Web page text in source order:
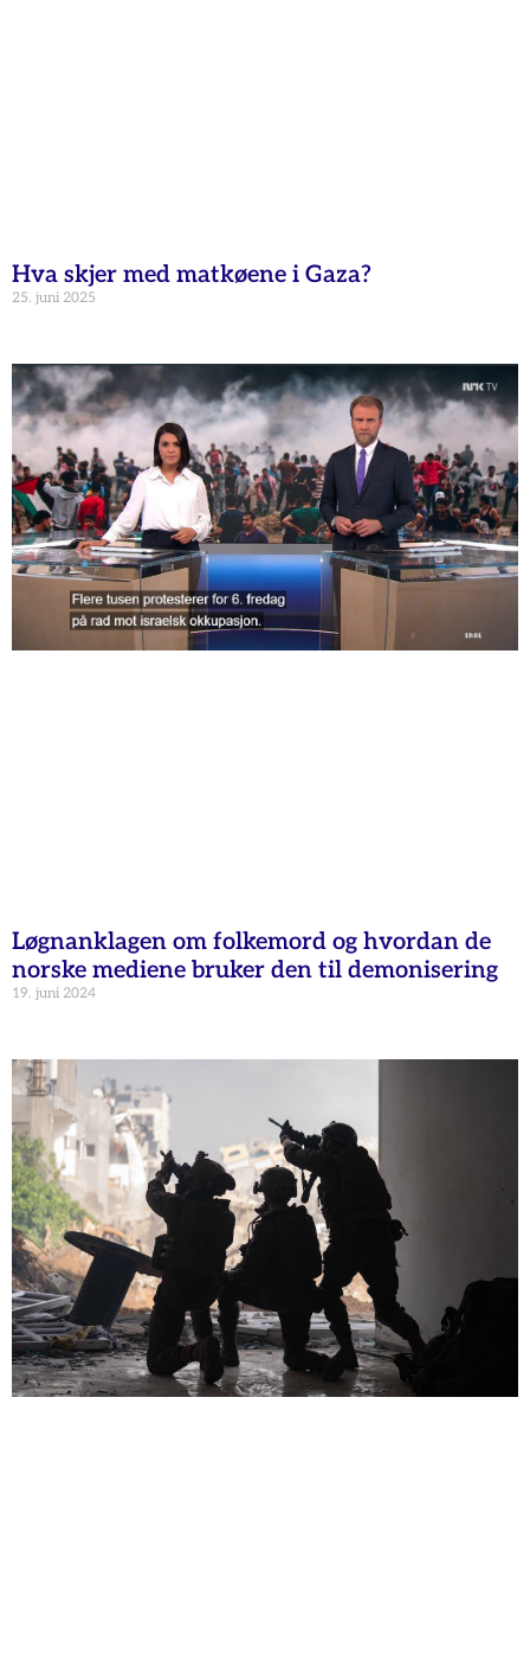
Hva skjer med matkøene i Gaza?
25. juni 2025
Løgnanklagen om folkemord og hvordan de
norske mediene bruker den til demonisering
19. juni 2024